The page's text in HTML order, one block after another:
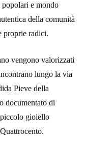
e mondo
della comunità
proprie radici.
vengono valorizzati
lungo la via
Pieve della
documentato di
gioiello